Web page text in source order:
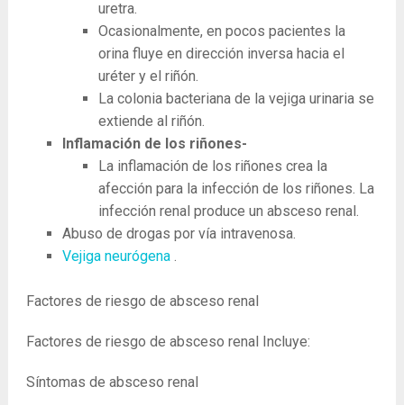
uretra.
Ocasionalmente, en pocos pacientes la
orina fluye en dirección inversa hacia el
uréter y el riñón.
La colonia bacteriana de la vejiga urinaria se
extiende al riñón.
Inflamación de los riñones-
La ​​inflamación de los riñones crea la
afección para la infección de los riñones. La
infección renal produce un absceso renal.
Abuso de drogas por vía intravenosa.
Vejiga neurógena .
Factores de riesgo de absceso renal
Factores de riesgo de absceso renal Incluye:
Síntomas de absceso renal